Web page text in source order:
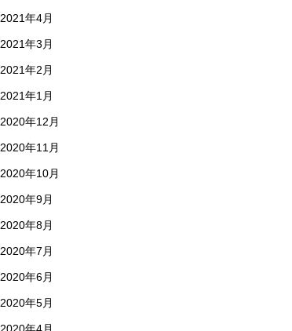
2021年4月
2021年3月
2021年2月
2021年1月
2020年12月
2020年11月
2020年10月
2020年9月
2020年8月
2020年7月
2020年6月
2020年5月